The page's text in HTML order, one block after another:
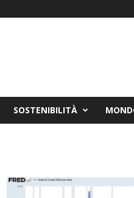
SOSTENIBILITÀ